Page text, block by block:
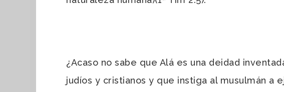
¿Acaso no sabe que Alá es una deidad
judíos y cristianos y que instiga al musulmán